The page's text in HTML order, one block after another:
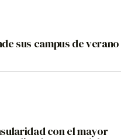
sus campus de verano
con el mayor